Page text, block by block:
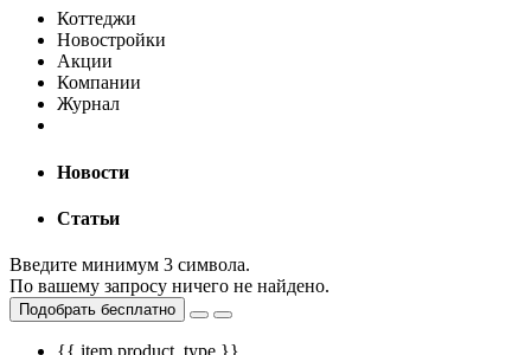
Коттеджи
Новостройки
Акции
Компании
Журнал
Новости
Статьи
Введите минимум 3 символа.
По вашему запросу ничего не найдено.
Подобрать бесплатно
{{ item.product_type }}